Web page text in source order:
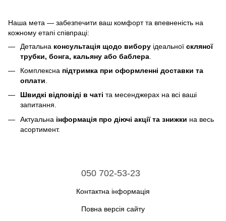
Наша мета — забезпечити ваш комфорт та впевненість на
кожному етапі співпраці:
Детальна консультація щодо вибору ідеальної скляної
трубки, бонга, кальяну або баблера
Комплексна підтримка при оформленні доставки та
оплати
Швидкі відповіді в чаті та месенджерах на всі ваші
запитання.
Актуальна інформація про діючі акції та знижки на весь
асортимент.
050 702-53-23
Контактна інформація
Повна версія сайту